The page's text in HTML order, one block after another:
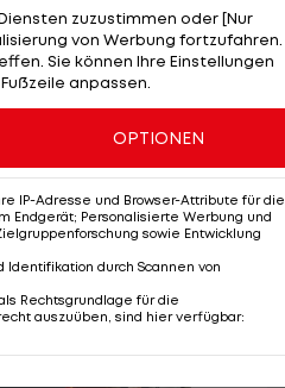
kann
sowie die
21:00 Uhr
zuzustimmen oder [Nur
von Werbung fortzufahren.
Sie können Ihre Einstellungen
anpassen.
OPTIONEN
IP-Adresse und Browser-Attribute für die
Endgerät; Personalisierte Werbung und
sowie Entwicklung
Identifikation durch Scannen von
Rechtsgrundlage für die
auszuüben, sind hier verfügbar: